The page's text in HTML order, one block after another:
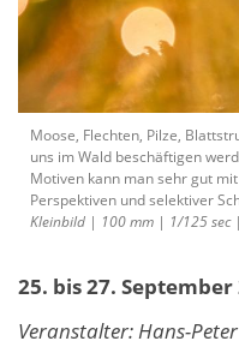
Moose, Flechten, Pilze,
uns im Wald beschäftigen
Motiven kann man sehr gut
Perspektiven und selektiver
Kleinbild | 100 mm | 1/125 sec
25. bis 27. September
Veranstalter: Hans-